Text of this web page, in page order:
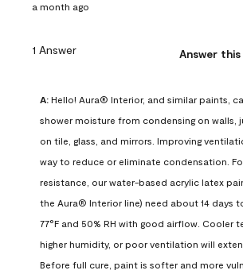
a month ago
1 Answer Answer
A: Hello! Aura® Interior, and similar paints,
shower moisture from condensing on walls,
on tile, glass, and mirrors. Improving
way to reduce or eliminate condensation.
resistance, our water-based acrylic latex
the Aura® Interior line) need about 14 days
77°F and 50% RH with good airflow. Cooler
higher humidity, or poor ventilation will
Before full cure, paint is softer and more